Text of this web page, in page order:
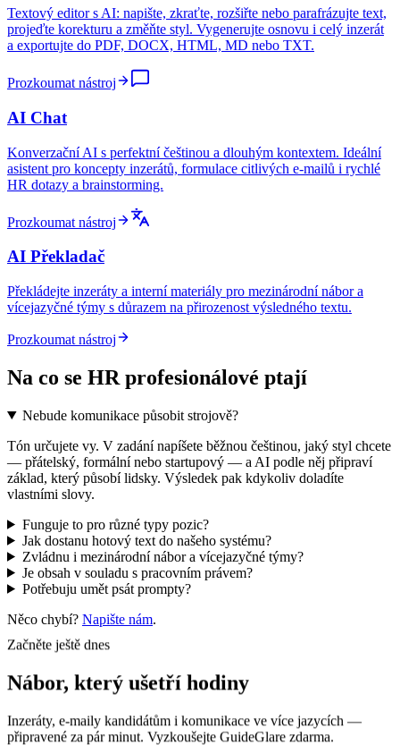
Textový editor s AI: napište, zkraťte, rozšiřte nebo parafrázujte text,
projeďte korekturu a změňte styl. Vygenerujte osnovu i celý inzerát
a exportujte do PDF, DOCX, HTML, MD nebo TXT.
Prozkoumat nástroj
AI Chat
Konverzační AI s perfektní češtinou a dlouhým kontextem. Ideální
asistent pro koncepty inzerátů, formulace citlivých e-mailů i rychlé
HR dotazy a brainstorming.
Prozkoumat nástroj
AI Překladač
Překládejte inzeráty a interní materiály pro mezinárodní nábor a
vícejazyčné týmy s důrazem na přirozenost výsledného textu.
Prozkoumat nástroj
Na co se HR profesionálové ptají
Nebude komunikace působit strojově?
Tón určujete vy. V zadání napíšete běžnou češtinou, jaký styl chcete
— přátelský, formální nebo startupový — a AI podle něj připraví
základ, který působí lidsky. Výsledek pak kdykoliv doladíte
vlastními slovy.
Funguje to pro různé typy pozic?
Jak dostanu hotový text do našeho systému?
Zvládnu i mezinárodní nábor a vícejazyčné týmy?
Je obsah v souladu s pracovním právem?
Potřebuju umět psát prompty?
Něco chybí? Napište nám.
Začněte ještě dnes
Nábor, který ušetří hodiny
Inzeráty, e-maily kandidátům i komunikace ve více jazycích —
připravené za pár minut. Vyzkoušejte GuideGlare zdarma.